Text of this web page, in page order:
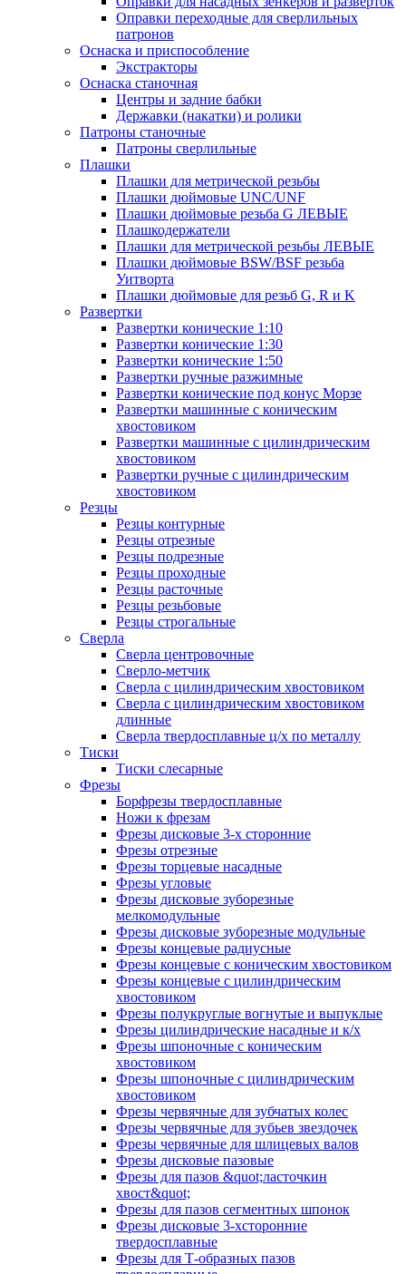
Оправки переходные для сверлильных
патронов
Оснаска и приспособление
Экстракторы
Оснаска станочная
Центры и задние бабки
Державки (накатки) и ролики
Патроны станочные
Патроны сверлильные
Плашки
Плашки для метрической резьбы
Плашки дюймовые UNC/UNF
Плашки дюймовые резьба G ЛЕВЫЕ
Плашкодержатели
Плашки для метрической резьбы ЛЕВЫЕ
Плашки дюймовые BSW/BSF резьба
Уитворта
Плашки дюймовые для резьб G, R и K
Развертки
Развертки конические 1:10
Развертки конические 1:30
Развертки конические 1:50
Развертки ручные разжимные
Развертки конические под конус Морзе
Развертки машинные с коническим
хвостовиком
Развертки машинные с цилиндрическим
хвостовиком
Развертки ручные с цилиндрическим
хвостовиком
Резцы
Резцы контурные
Резцы отрезные
Резцы подрезные
Резцы проходные
Резцы расточные
Резцы резьбовые
Резцы строгальные
Сверла
Сверла центровочные
Сверло-метчик
Сверла с цилиндрическим хвостовиком
Сверла с цилиндрическим хвостовиком
длинные
Сверла твердосплавные ц/х по металлу
Тиски
Тиски слесарные
Фрезы
Борфрезы твердосплавные
Ножи к фрезам
Фрезы дисковые 3-х сторонние
Фрезы отрезные
Фрезы торцевые насадные
Фрезы угловые
Фрезы дисковые зуборезные
мелкомодульные
Фрезы дисковые зуборезные модульные
Фрезы концевые радиусные
Фрезы концевые с коническим хвостовиком
Фрезы концевые с цилиндрическим
хвостовиком
Фрезы полукруглые вогнутые и выпуклые
Фрезы цилиндрические насадные и к/х
Фрезы шпоночные с коническим
хвостовиком
Фрезы шпоночные с цилиндрическим
хвостовиком
Фрезы червячные для зубчатых колес
Фрезы червячные для зубьев звездочек
Фрезы червячные для шлицевых валов
Фрезы дисковые пазовые
Фрезы для пазов &quot;ласточкин
хвост&quot;
Фрезы для пазов сегментных шпонок
Фрезы дисковые 3-хсторонние
твердосплавные
Фрезы для Т-образных пазов